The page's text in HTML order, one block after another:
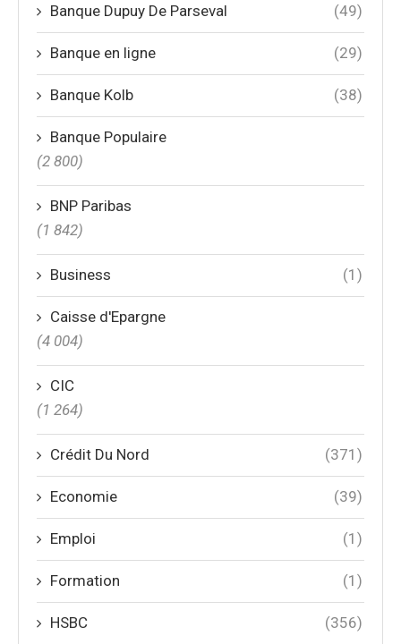
Banque Dupuy De Parseval (49)
Banque en ligne (29)
Banque Kolb (38)
Banque Populaire
(2 800)
BNP Paribas
(1 842)
Business (1)
Caisse d'Epargne
(4 004)
CIC
(1 264)
Crédit Du Nord (371)
Economie (39)
Emploi (1)
Formation (1)
HSBC (356)